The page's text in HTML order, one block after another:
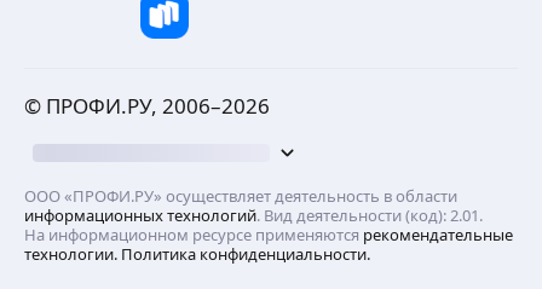
© ПРОФИ.РУ, 2006–2026
ООО «ПРОФИ.РУ» осуществляет деятельность в области
информационных технологий. Вид деятельности (код): 2.01.
На информационном ресурсе применяются рекомендательные
технологии. Политика конфиденциальности.